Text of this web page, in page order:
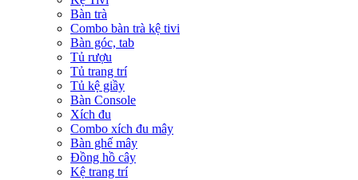
Bàn trà
Combo bàn trà kệ tivi
Bàn góc, tab
Tủ rượu
Tủ trang trí
Tủ kệ giầy
Bàn Console
Xích đu
Combo xích đu mây
Bàn ghế mây
Đồng hồ cây
Kệ trang trí